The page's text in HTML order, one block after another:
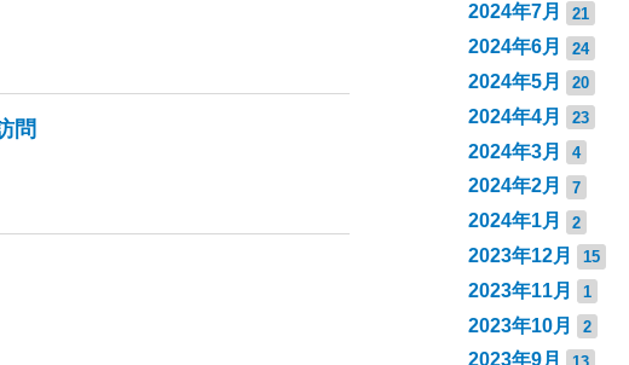
問
2024年7月 21
2024年6月 24
2024年5月 20
2024年4月 23
2024年3月 4
2024年2月 7
2024年1月 2
2023年12月 15
2023年11月 1
2023年10月 2
2023年9月 13